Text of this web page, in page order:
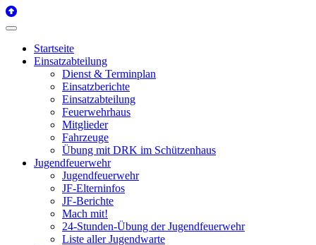
Startseite
Einsatzabteilung
Dienst & Terminplan
Einsatzberichte
Einsatzabteilung
Feuerwehrhaus
Mitglieder
Fahrzeuge
Übung mit DRK im Schützenhaus
Jugendfeuerwehr
Jugendfeuerwehr
JF-Elterninfos
JF-Berichte
Mach mit!
24-Stunden-Übung der Jugendfeuerwehr
Liste aller Jugendwarte